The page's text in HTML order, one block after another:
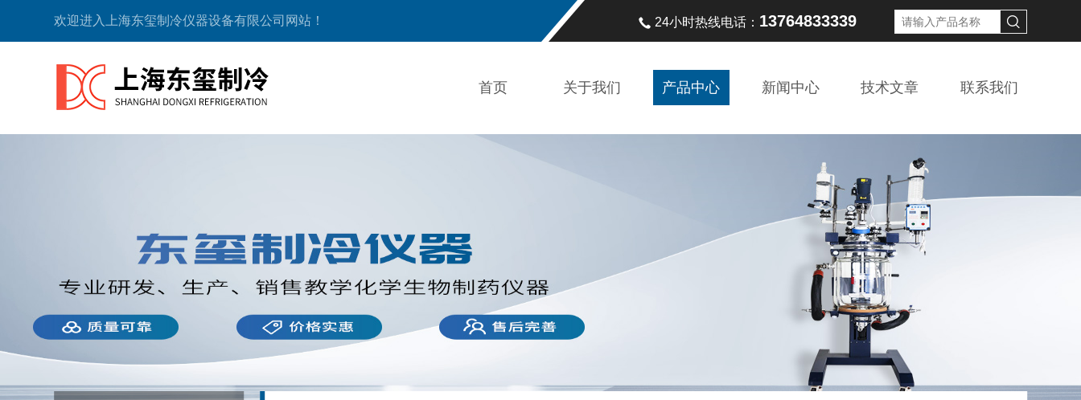
欢迎进入上海东玺制冷仪器设备有限公司网站！ 24小时热线电话： 13764833339
首页 关于我们 产品中心 新闻中心 技术文章 联系我们